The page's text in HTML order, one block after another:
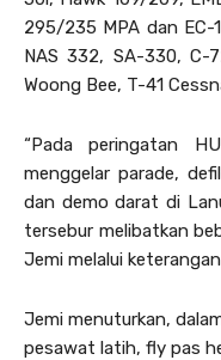
295/235 MPA dan EC-
NAS 332, SA-330, C-
Woong Bee, T-41
“Pada peringatan
menggelar parade,
dan demo darat di
tersebur melibatkan
Jemi melalui
Jemi menuturkan,
pesawat latih, fly pas